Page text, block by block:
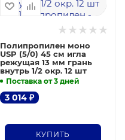
Полипропилен моно
USP (5/0) 45 см игла
режущая 13 мм грань
внутрь 1/2 окр. 12 шт
Поставка от 3 дней
3 014₽
КУПИТЬ